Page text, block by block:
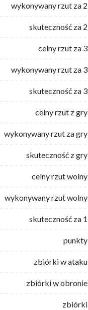
wykonywany rzut za 2
skuteczność za 2
celny rzut za 3
wykonywany rzut za 3
skuteczność za 3
celny rzut z gry
wykonywany rzut za gry
skuteczność z gry
celny rzut wolny
wykonywany rzut wolny
skuteczność za 1
punkty
zbiórki w ataku
zbiórki w obronie
zbiórki
wykonywany rzut za 2
skuteczność za 2
celny rzut za 3
wykonywany rzut za 3
skuteczność za 3
celny rzut z gry
wykonywany rzut za gry
skuteczność z gry
celny rzut wolny
wykonywany rzut wolny
skuteczność za 1
punkty
zbiórki w ataku
zbiórki w obronie
zbiórki